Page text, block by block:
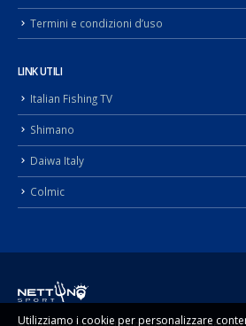
Termini e condizioni d’uso
LINK UTILI
Italian Fishing TV
Shimano
Daiwa Italy
Colmic
Utilizziamo i cookie per personalizzare